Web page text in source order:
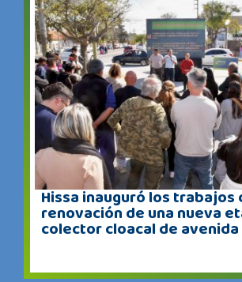
Hissa inauguró los trabajos
renovación de una nueva
colector cloacal de